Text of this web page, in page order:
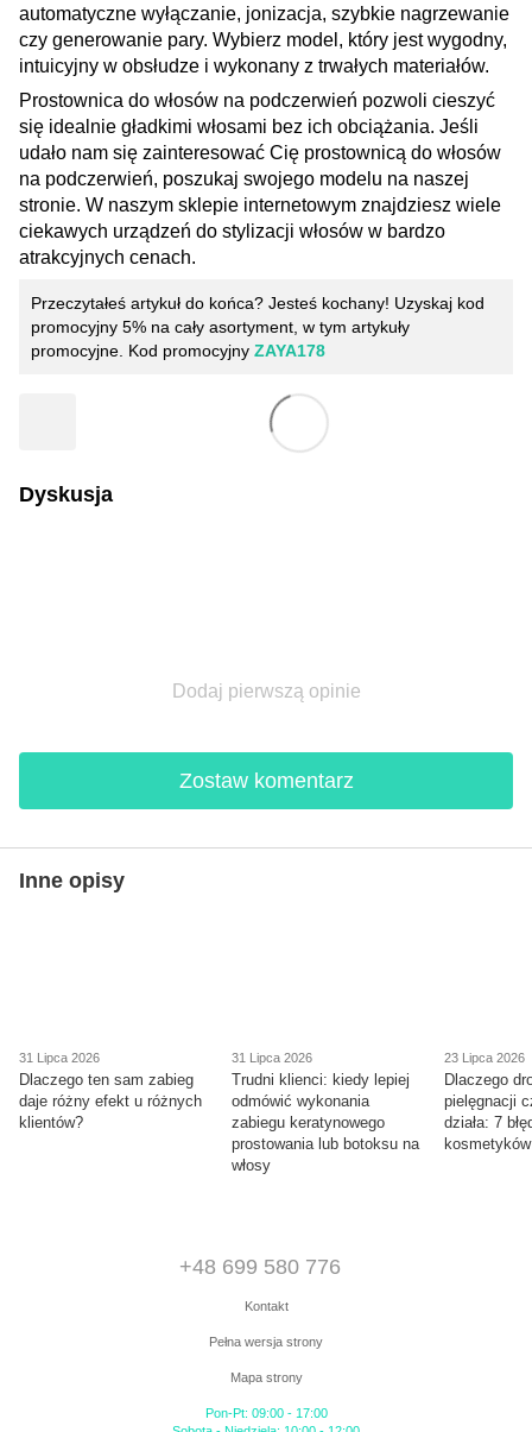
automatyczne wyłączanie, jonizacja, szybkie nagrzewanie
czy generowanie pary. Wybierz model, który jest wygodny,
intuicyjny w obsłudze i wykonany z trwałych materiałów.
Prostownica do włosów na podczerwień pozwoli cieszyć
się idealnie gładkimi włosami bez ich obciążania. Jeśli
udało nam się zainteresować Cię prostownicą do włosów
na podczerwień, poszukaj swojego modelu na naszej
stronie. W naszym sklepie internetowym znajdziesz wiele
ciekawych urządzeń do stylizacji włosów w bardzo
atrakcyjnych cenach.
Przeczytałeś artykuł do końca? Jesteś kochany! Uzyskaj kod
promocyjny 5% na cały asortyment, w tym artykuły
promocyjne. Kod promocyjny ZAYA178
Dyskusja
Dodaj pierwszą opinie
Zostaw komentarz
Inne opisy
31 Lipca 2026
Dlaczego ten sam zabieg
daje różny efekt u różnych
klientów?
31 Lipca 2026
Trudni klienci: kiedy lepiej
odmówić wykonania
zabiegu keratynowego
prostowania lub botoksu na
włosy
23 Lipca 2026
Dlaczego
pielęgnacji
działa: 7
kosmetyków
+48 699 580 776
Kontakt
Pełna wersja strony
Mapa strony
Pon-Pt: 09:00 - 17:00